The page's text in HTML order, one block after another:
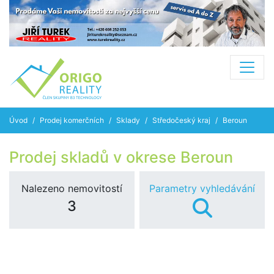
Úvod Prodej komerčních Sklady Středočeský kraj Beroun
Prodej skladů v okrese Beroun
Nalezeno nemovitostí
3
Parametry vyhledávání